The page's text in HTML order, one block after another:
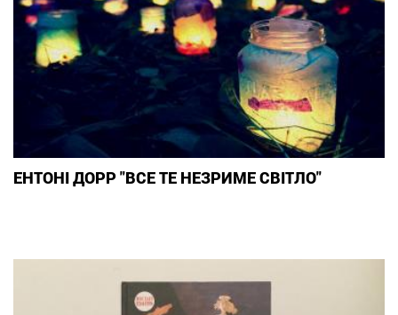
ЕНТОНІ ДОРР "ВСЕ ТЕ НЕЗРИМЕ СВІТЛО"